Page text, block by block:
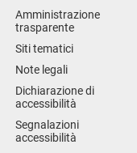
Amministrazione
trasparente
Siti tematici
Note legali
Dichiarazione di
accessibilità
Segnalazioni
accessibilità